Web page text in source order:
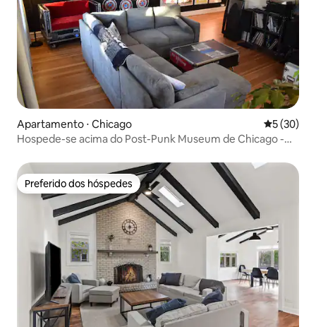
Apartamento ⋅ Chicago 5 de uma
5 (30)
Hospede-se acima do Post-Punk Museum de Chicago -
Preferido dos hóspedes
Preferido dos hóspedes